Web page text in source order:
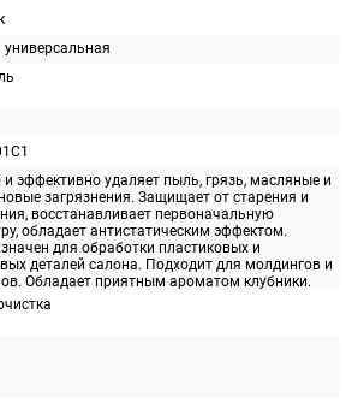
и эффективно удаляет пыль, грязь, масляные и
загрязнения. Защищает от старения и
восстанавливает первоначальную
обладает антистатическим эффектом.
для обработки пластиковых и
деталей салона. Подходит для молдингов и
Обладает приятным ароматом клубники.